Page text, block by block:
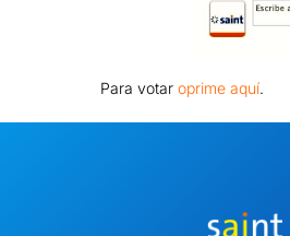
Para votar oprime aquí.